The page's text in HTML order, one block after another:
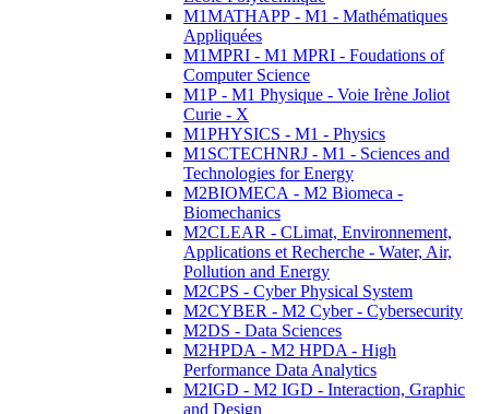
M1MATHAPP - M1 - Mathématiques
Appliquées
M1MPRI - M1 MPRI - Foudations of
Computer Science
M1P - M1 Physique - Voie Irène Joliot
Curie - X
M1PHYSICS - M1 - Physics
M1SCTECHNRJ - M1 - Sciences and
Technologies for Energy
M2BIOMECA - M2 Biomeca -
Biomechanics
M2CLEAR - CLimat, Environnement,
Applications et Recherche - Water, Air,
Pollution and Energy
M2CPS - Cyber Physical System
M2CYBER - M2 Cyber - Cybersecurity
M2DS - Data Sciences
M2HPDA - M2 HPDA - High
Performance Data Analytics
M2IGD - M2 IGD - Interaction, Graphic
and Design